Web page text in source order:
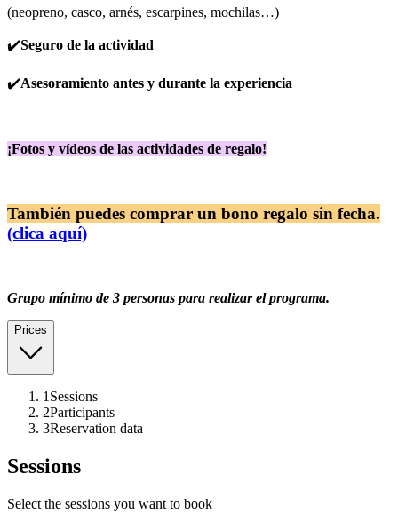
(neopreno, casco, arnés, escarpines, mochilas…)
✔️Seguro de la actividad
✔️Asesoramiento antes y durante la experiencia
¡Fotos y vídeos de las actividades de regalo!
También puedes comprar un bono regalo sin fecha.
(clica aquí)
Grupo mínimo de 3 personas para realizar el programa.
Prices
1 Sessions
2Participants
3Reservation data
Sessions
Select the sessions you want to book